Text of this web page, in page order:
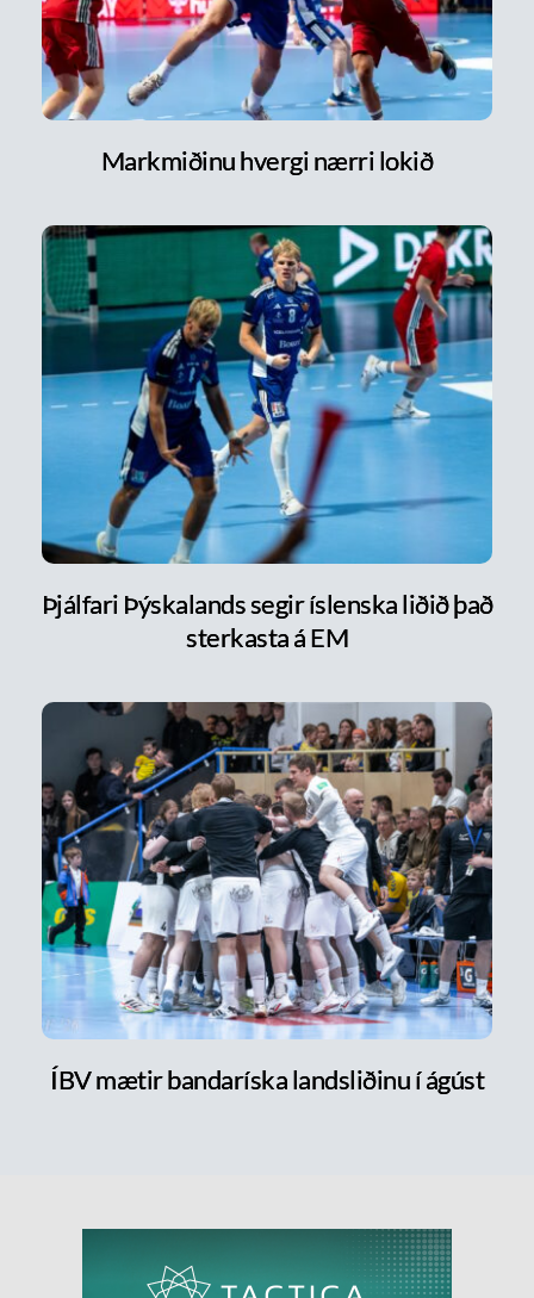
Markmiðinu hvergi nærri lokið
Þjálfari Þýskalands segir íslenska liðið það
sterkasta á EM
ÍBV mætir bandaríska landsliðinu í ágúst